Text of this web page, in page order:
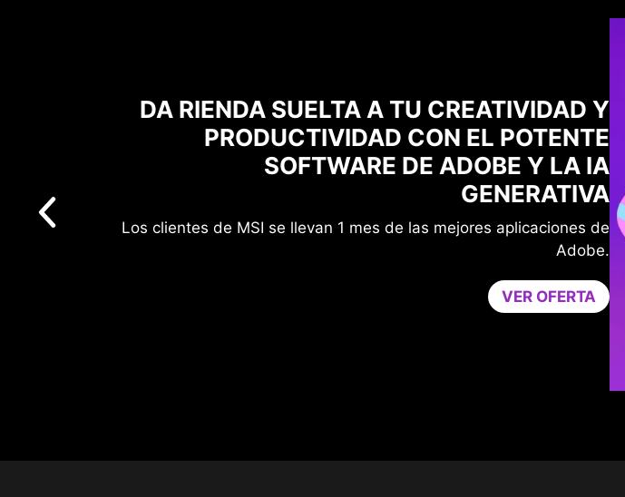
DA RIENDA SUELTA A TU CREATIVIDAD Y
PRODUCTIVIDAD CON EL POTENTE
SOFTWARE DE ADOBE Y LA IA
GENERATIVA
Los clientes de MSI se llevan 1 mes de las mejores aplicaciones de
Adobe.
VER OFERTA